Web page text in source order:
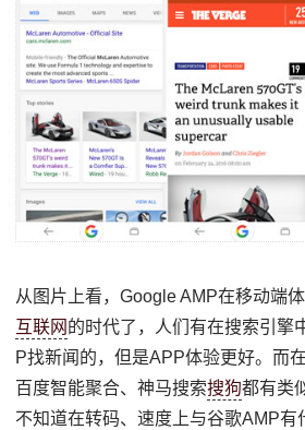
从图片上看，Google AMP在移动端
互联网 的时代了，人们有在搜索引擎
P找新闻的，但是APP体验更好。而
百度智能聚合、神马搜索搜狗都有类
不知道在转码、速度上与谷歌AMP有